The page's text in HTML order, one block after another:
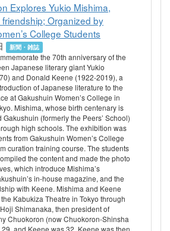
Explores Yukio Mishima,
Organized by
College Students
新聞・雑誌
the 70th anniversary of the
Japanese literary giant Yukio
and Donald Keene (1922-2019), a
of Japanese literature to the
at Gakushuin Women’s College in
Mishima, whose birth centenary is
Gakushuin (formerly the Peers’ School)
high schools. The exhibition was
from Gakushuin Women’s College
curation training course. The students
the content and made the photo
which introduce Mishima’s
in-house magazine, and the
with Keene. Mishima and Keene
Kabukiza Theatre in Tokyo through
Shimanaka, then president of
Chuokoron (now Chuokoron-Shinsha